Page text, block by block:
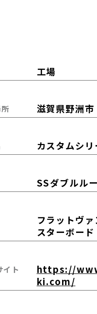
工場
滋賀県野洲市
カスタムシリ
SSダブルル
フラットヴ
スターボード
イト
https://
ki.com/